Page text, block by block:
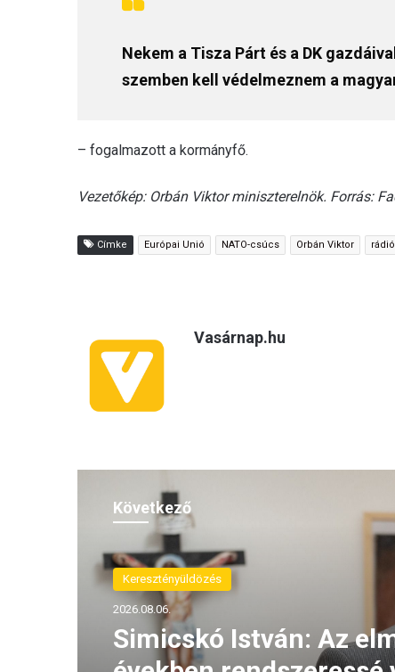
Nekem a Tisza Párt és a DK
szemben kell védelmeznem a
– fogalmazott a kormányfő.
Vezetőkép: Orbán Viktor miniszterelnök. Forrás:
Címke Európai Unió NATO-csúcs Orbán Viktor
Vasárnap.hu
Következő
Keresztényüldözés
2026.08.06.
Simicskó István: Az